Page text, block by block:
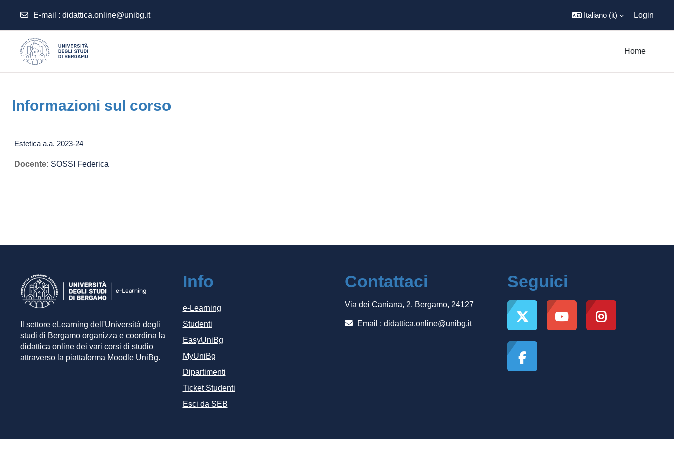
E-mail : didattica.online@unibg.it Italiano ‎(it)‎ Login
Home
Informazioni sul corso
Estetica a.a. 2023-24
Docente: SOSSI Federica
Il settore eLearning dell'Università degli
studi di Bergamo organizza e coordina la
didattica online dei vari corsi di studio
attraverso la piattaforma Moodle UniBg.
Info
e-Learning
Studenti
EasyUniBg
MyUniBg
Dipartimenti
Ticket Studenti
Esci da SEB
Contattaci
Via dei Caniana, 2, Bergamo, 24127
Email : didattica.online@unibg.it
Seguici